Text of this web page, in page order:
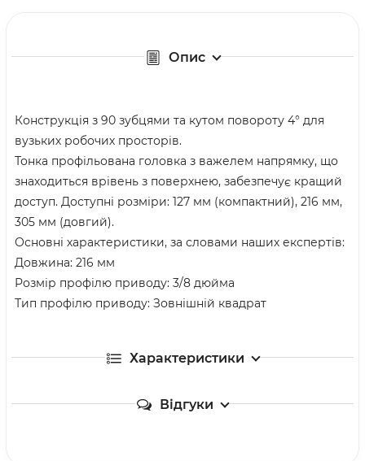
Опис
Конструкція з 90 зубцями та кутом повороту 4° для
вузьких робочих просторів.
Тонка профільована головка з важелем напрямку, що
знаходиться врівень з поверхнею, забезпечує кращий
доступ. Доступні розміри: 127 мм (компактний), 216 мм,
305 мм (довгий).
Основні характеристики, за словами наших експертів:
Довжина: 216 мм
Розмір профілю приводу: 3/8 дюйма
Тип профілю приводу: Зовнішній квадрат
Характеристики
Відгуки